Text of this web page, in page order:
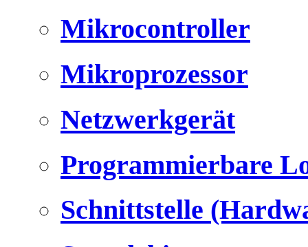
Mikrocontroller
Mikroprozessor
Netzwerkgerät
Programmierbare
Schnittstelle